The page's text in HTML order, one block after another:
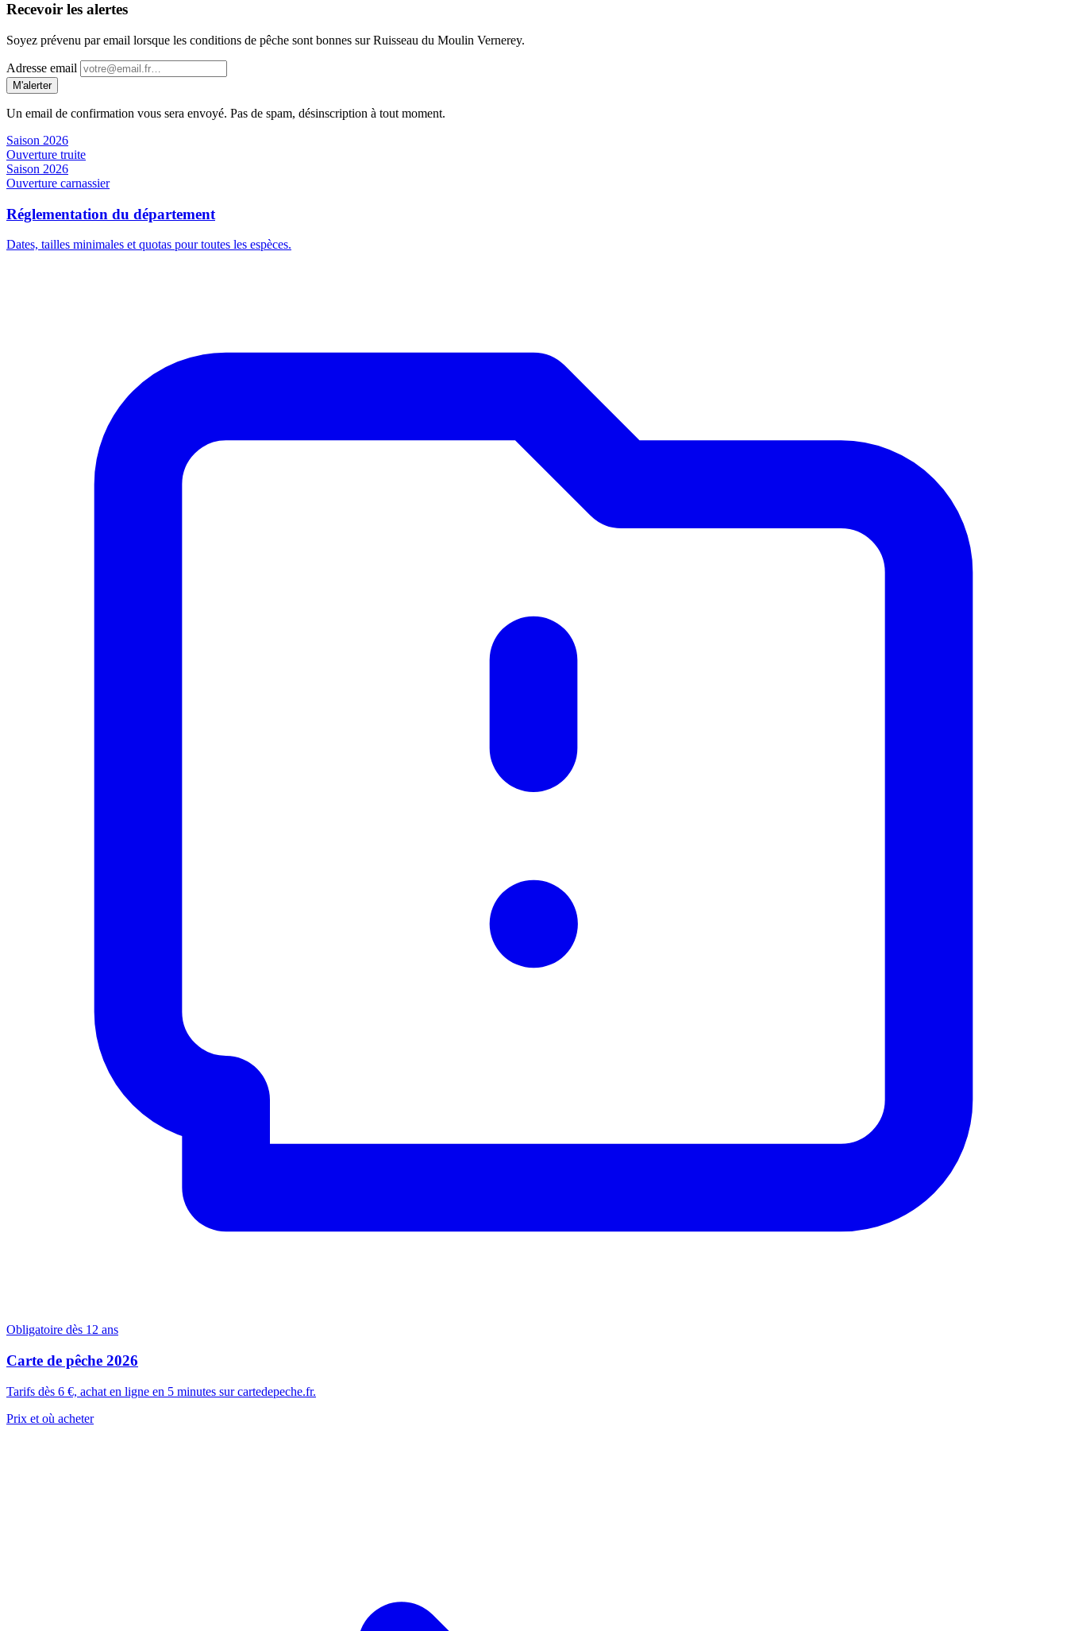
Recevoir les alertes
Soyez prévenu par email lorsque les conditions de pêche sont bonnes sur Ruisseau du Moulin Vernerey.
Adresse email
M'alerter
Un email de confirmation vous sera envoyé. Pas de spam, désinscription à tout moment.
Saison 2026
Ouverture truite
Saison 2026
Ouverture carnassier
Réglementation du département
Dates, tailles minimales et quotas pour toutes les espèces.
Obligatoire dès 12 ans
Carte de pêche 2026
Tarifs dès 6 €, achat en ligne en 5 minutes sur cartedepeche.fr.
Prix et où acheter